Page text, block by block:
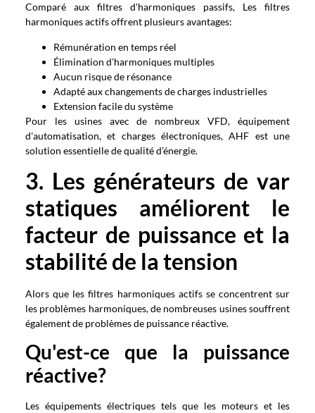
Comparé aux filtres d'harmoniques passifs, Les filtres
harmoniques actifs offrent plusieurs avantages:
Rémunération en temps réel
Élimination d'harmoniques multiples
Aucun risque de résonance
Adapté aux changements de charges industrielles
Extension facile du système
Pour les usines avec de nombreux VFD, équipement
d'automatisation, et charges électroniques, AHF est une
solution essentielle de qualité d’énergie.
3. Les générateurs de var
statiques améliorent le
facteur de puissance et la
stabilité de la tension
Alors que les filtres harmoniques actifs se concentrent sur
les problèmes harmoniques, de nombreuses usines souffrent
également de problèmes de puissance réactive.
Qu'est-ce que la puissance
réactive?
Les équipements électriques tels que les moteurs et les